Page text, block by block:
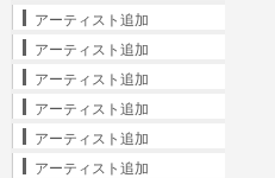
アーティスト追加
アーティスト追加
アーティスト追加
アーティスト追加
アーティスト追加
アーティスト追加